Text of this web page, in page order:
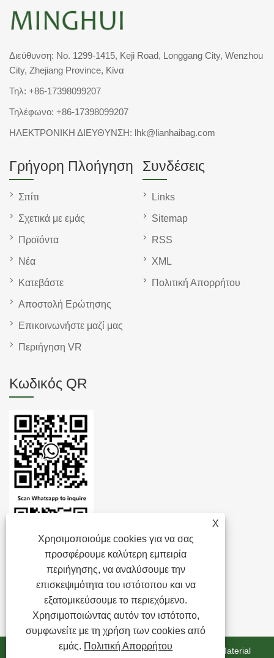
X
Χρησιμοποιούμε cookies για να σας
προσφέρουμε καλύτερη εμπειρία
περιήγησης, να αναλύσουμε την
επισκεψιμότητα του ιστότοπου και να
εξατομικεύσουμε το περιεχόμενο.
Χρησιμοποιώντας αυτόν τον ιστότοπο,
συμφωνείτε με τη χρήση των cookies από
εμάς. Πολιτική Απορρήτου
Διεύθυνση: No. 1299-1415, Keji Road, Longgang City, Wenzhou
City, Zhejiang Province, Κίνα
Τηλ: +86-17398099207
Τηλέφωνο: +86-17398099207
ΗΛΕΚΤΡΟΝΙΚΗ ΔΙΕΥΘΥΝΣΗ: lhk@lianhaibag.com
Γρήγορη Πλοήγηση
Σπίτι
Σχετικά με εμάς
Προϊόντα
Νέα
Κατεβάστε
Αποστολή Ερώτησης
Επικοινωνήστε μαζί μας
Περιήγηση VR
Συνδέσεις
Links
Sitemap
RSS
XML
Πολιτική Απορρήτου
Κωδικός QR
Πνευματικά δικαιώματα © 2024 Zhejiang Minghui New Material